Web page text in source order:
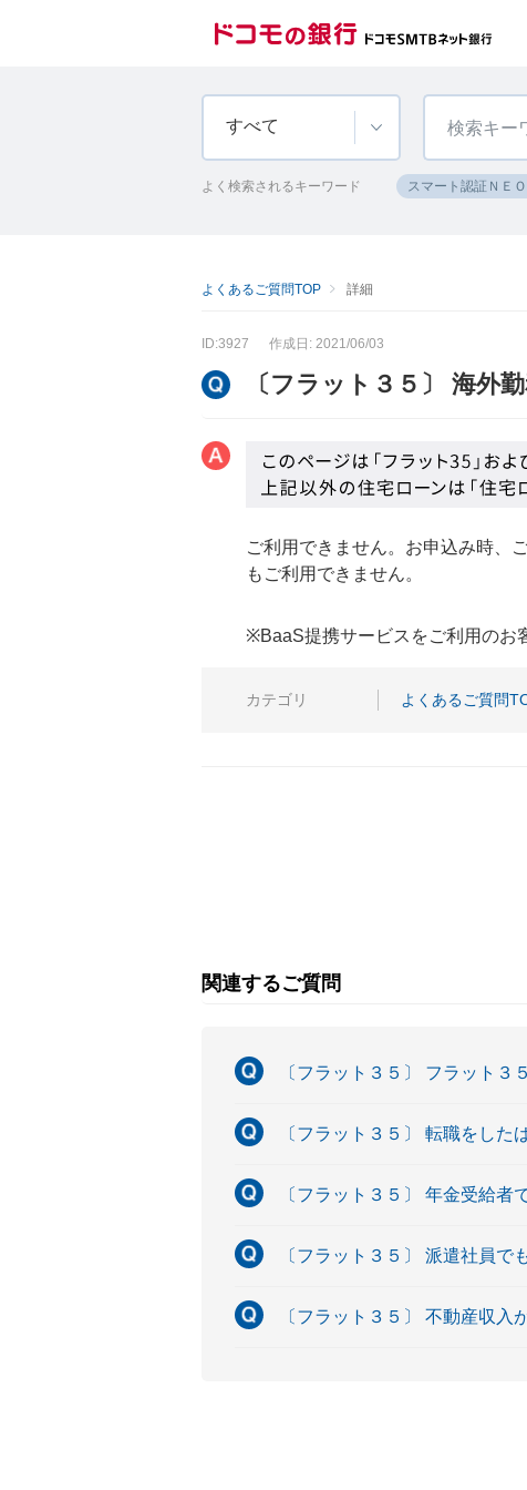
すべて
よく検索されるキーワード スマート認証ＮＥＯ
よくあるご質問TOP 詳細
ID:3927 作成日: 2021/06/03
〔フラット３５〕 海外
ご利用できません。お申込み時、
もご利用できません。
※BaaS提携サービスをご利用のお
カテゴリ よくあるご質問
関連するご質問
〔フラット３５〕 フラット３
〔フラット３５〕 転職をし
〔フラット３５〕 年金受給者
〔フラット３５〕 派遣社員で
〔フラット３５〕 不動産収入